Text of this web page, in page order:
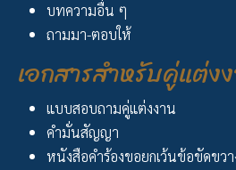
บทความอื่น ๆ
ถามมา-ตอบให้
เอกสารสำหรับคู่แต่ง
แบบสอบถามคู่แต่งงาน
คำมั่นสัญญา
หนังสือคำร้องขอยกเว้นข้อขัดขวา